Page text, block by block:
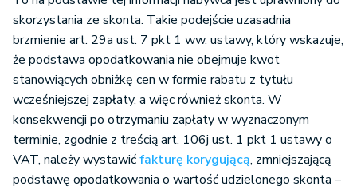
skorzystania ze skonta. Takie podejście uzasadnia
brzmienie art. 29a ust. 7 pkt 1 ww. ustawy, który wskazuje,
że podstawa opodatkowania nie obejmuje kwot
stanowiących obniżkę cen w formie rabatu z tytułu
wcześniejszej zapłaty, a więc również skonta. W
konsekwencji po otrzymaniu zapłaty w wyznaczonym
terminie, zgodnie z treścią art. 106j ust. 1 pkt 1 ustawy o
VAT, należy wystawićfakturę korygującą, zmniejszającą
podstawę opodatkowania o wartość udzielonego skonta –